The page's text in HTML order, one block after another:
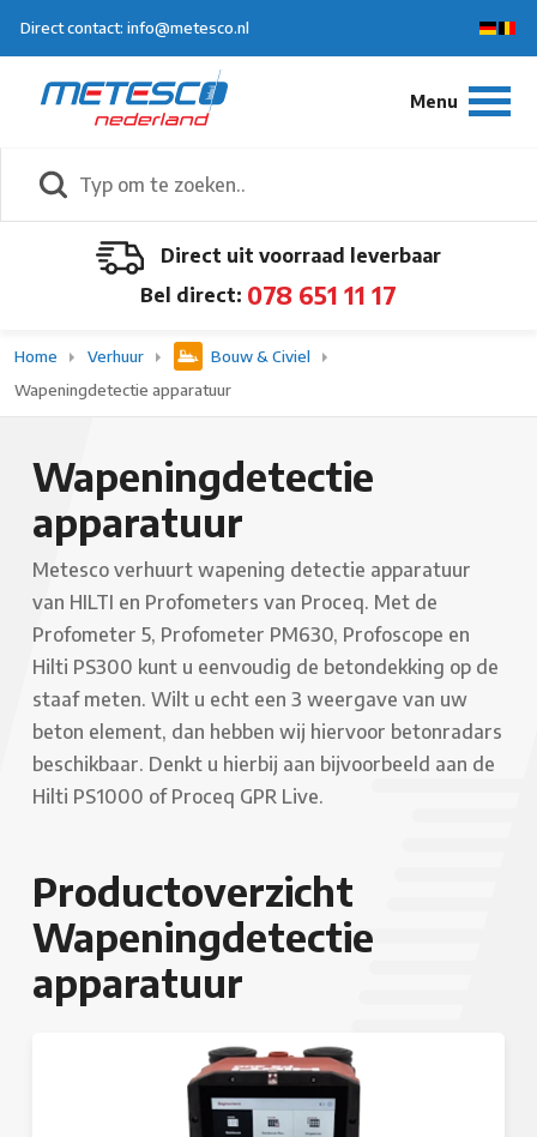
Direct contact: info@metesco.nl
Direct uit voorraad leverbaar
Bel direct: 078 651 11 17
Home Verhuur
Bouw & Civiel
Wapeningdetectie apparatuur
Wapeningdetectie
apparatuur
Metesco verhuurt wapening detectie apparatuur
van HILTI en Profometers van Proceq. Met de
Profometer 5, Profometer PM630, Profoscope en
Hilti PS300 kunt u eenvoudig de betondekking op de
staaf meten. Wilt u echt een 3 weergave van uw
beton element, dan hebben wij hiervoor betonradars
beschikbaar. Denkt u hierbij aan bijvoorbeeld aan de
Hilti PS1000 of Proceq GPR Live.
Productoverzicht
Wapeningdetectie
apparatuur